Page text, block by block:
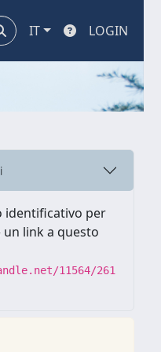
IT LOGIN
identificativo per
link a questo
11564/261